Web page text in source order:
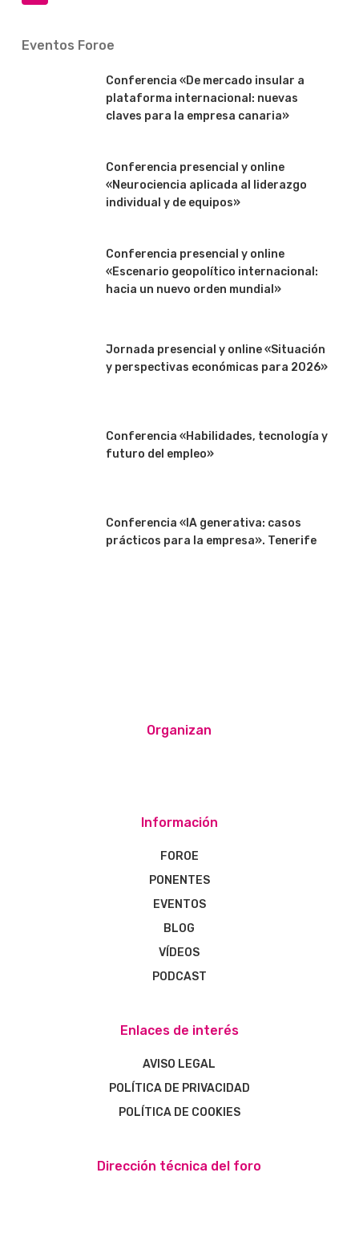
Eventos Foroe
Conferencia «De mercado insular a
plataforma internacional: nuevas
claves para la empresa canaria»
Conferencia presencial y online
«Neurociencia aplicada al liderazgo
individual y de equipos»
Conferencia presencial y online
«Escenario geopolítico internacional:
hacia un nuevo orden mundial»
Jornada presencial y online «Situación
y perspectivas económicas para 2026»
Conferencia «Habilidades, tecnología y
futuro del empleo»
Conferencia «IA generativa: casos
prácticos para la empresa». Tenerife
Organizan
Información
FOROE
PONENTES
EVENTOS
BLOG
VÍDEOS
PODCAST
Enlaces de interés
AVISO LEGAL
POLÍTICA DE PRIVACIDAD
POLÍTICA DE COOKIES
Dirección técnica del foro